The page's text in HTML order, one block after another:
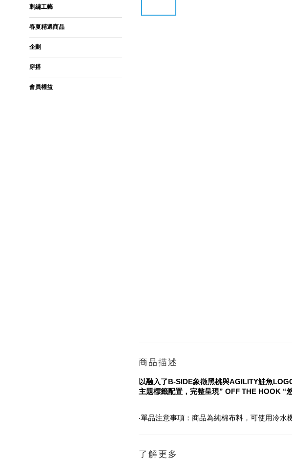
刺繡工藝
春夏精選商品
企劃
穿搭
會員權益
商品描述
以融入了B-SIDE象徵黑桃與AGILITY鮭魚
主題標籤配置，完整呈現” OFF THE HOOK “
‧單品注意事項：商品為純棉布料，可使用冷水
了解更多